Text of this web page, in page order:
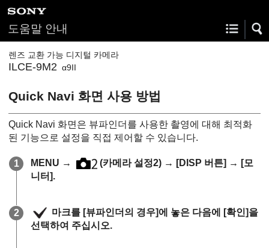
도움말 안내
렌즈 교환 가능 디지털 카메라
ILCE-9M2 α9II
Quick Navi 화면 사용 방법
Quick Navi 화면은 뷰파인더를 사용한 촬영에 대해 최적화
된 기능으로 설정을 직접 제어할 수 있습니다.
MENU → (카메라 설정2) → [DISP 버튼] → [모
니터].
마크를 [뷰파인더의 경우]에 놓은 다음에 [확인]을
선택하여 주십시오.